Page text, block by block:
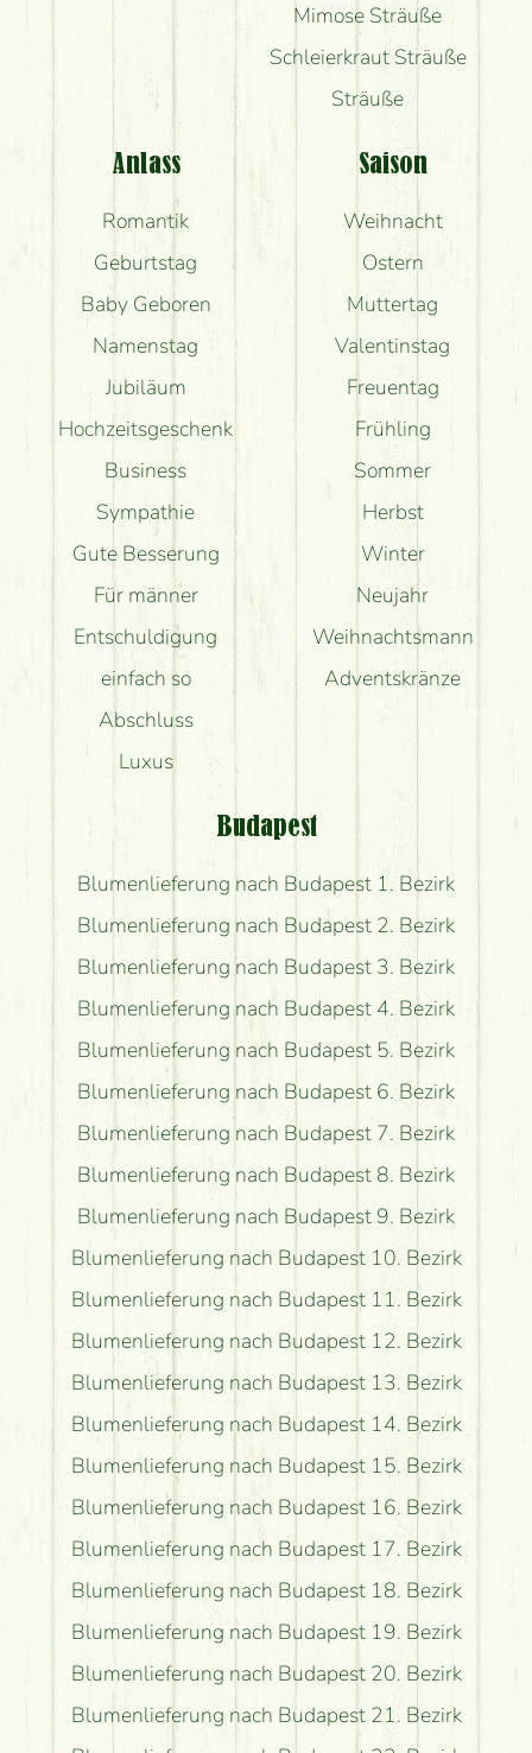
Mimose Sträuße
Schleierkraut Sträuße
Sträuße
Anlass
Romantik
Geburtstag
Baby Geboren
Namenstag
Jubiläum
Hochzeitsgeschenk
Business
Sympathie
Gute Besserung
Für männer
Entschuldigung
einfach so
Abschluss
Luxus
Saison
Weihnacht
Ostern
Muttertag
Valentinstag
Freuentag
Frühling
Sommer
Herbst
Winter
Neujahr
Weihnachtsmann
Adventskränze
Budapest
Blumenlieferung nach Budapest 1. Bezirk
Blumenlieferung nach Budapest 2. Bezirk
Blumenlieferung nach Budapest 3. Bezirk
Blumenlieferung nach Budapest 4. Bezirk
Blumenlieferung nach Budapest 5. Bezirk
Blumenlieferung nach Budapest 6. Bezirk
Blumenlieferung nach Budapest 7. Bezirk
Blumenlieferung nach Budapest 8. Bezirk
Blumenlieferung nach Budapest 9. Bezirk
Blumenlieferung nach Budapest 10. Bezirk
Blumenlieferung nach Budapest 11. Bezirk
Blumenlieferung nach Budapest 12. Bezirk
Blumenlieferung nach Budapest 13. Bezirk
Blumenlieferung nach Budapest 14. Bezirk
Blumenlieferung nach Budapest 15. Bezirk
Blumenlieferung nach Budapest 16. Bezirk
Blumenlieferung nach Budapest 17. Bezirk
Blumenlieferung nach Budapest 18. Bezirk
Blumenlieferung nach Budapest 19. Bezirk
Blumenlieferung nach Budapest 20. Bezirk
Blumenlieferung nach Budapest 21. Bezirk